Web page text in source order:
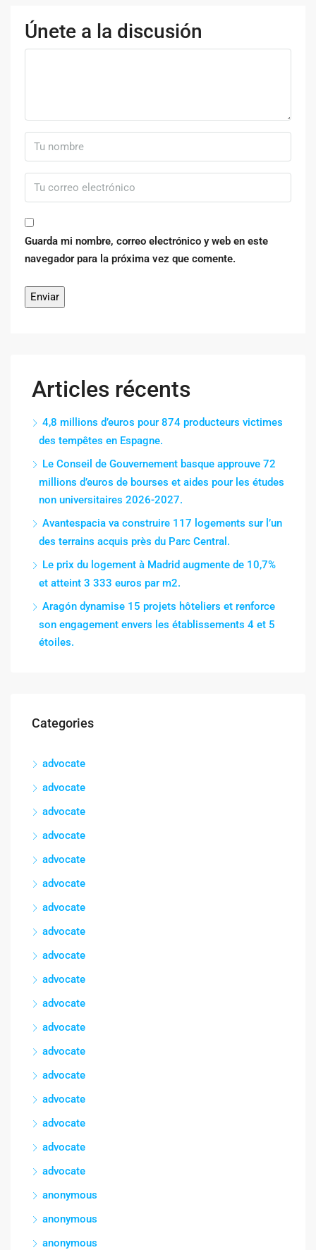
Únete a la discusión
Guarda mi nombre, correo electrónico y web en este
navegador para la próxima vez que comente.
Articles récents
4,8 millions d’euros pour 874 producteurs victimes
des tempêtes en Espagne.
Le Conseil de Gouvernement basque approuve 72
millions d’euros de bourses et aides pour les études
non universitaires 2026-2027.
Avantespacia va construire 117 logements sur l’un
des terrains acquis près du Parc Central.
Le prix du logement à Madrid augmente de 10,7%
et atteint 3 333 euros par m2.
Aragón dynamise 15 projets hôteliers et renforce
son engagement envers les établissements 4 et 5
étoiles.
Categories
advocate
advocate
advocate
advocate
advocate
advocate
advocate
advocate
advocate
advocate
advocate
advocate
advocate
advocate
advocate
advocate
advocate
advocate
anonymous
anonymous
anonymous